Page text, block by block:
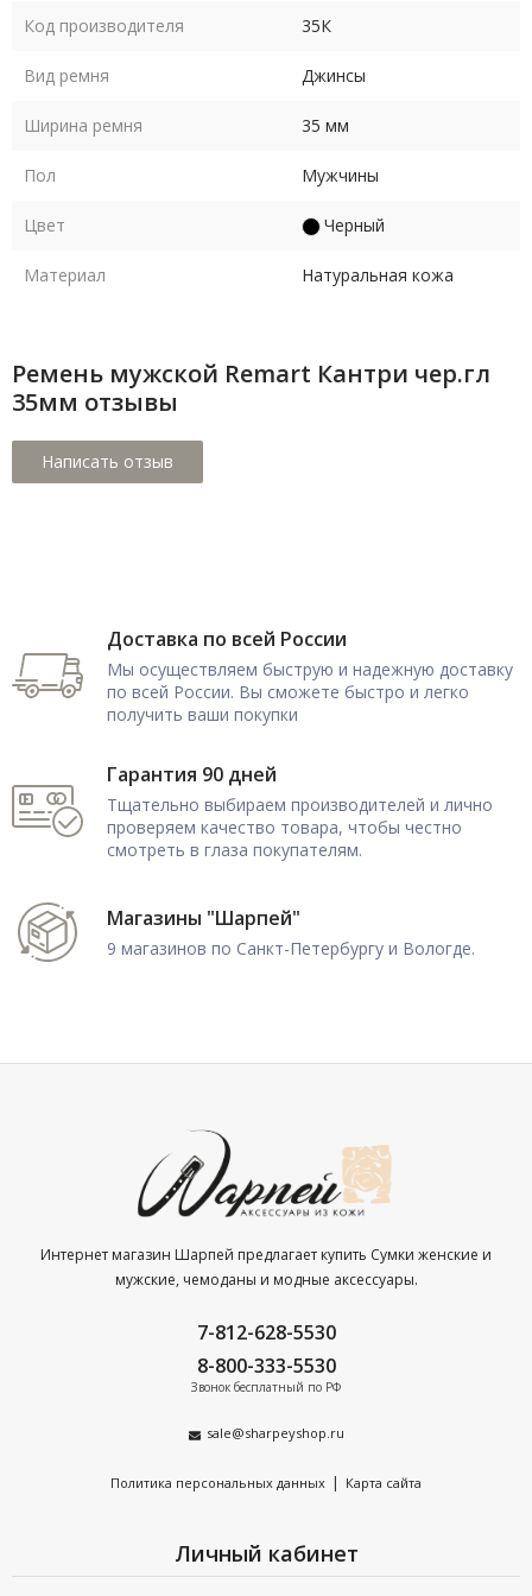
Код производителя 35К
Вид ремня Джинсы
Ширина ремня 35 мм
Пол Мужчины
Цвет Черный
Материал Натуральная кожа
Ремень мужской Remart Кантри чер.гл
35мм отзывы
Доставка по всей России
Мы осуществляем быструю и надежную доставку
по всей России. Вы сможете быстро и легко
получить ваши покупки
Гарантия 90 дней
Тщательно выбираем производителей и лично
проверяем качество товара, чтобы честно
смотреть в глаза покупателям.
Магазины "Шарпей"
9 магазинов по Санкт-Петербургу и Вологде.
Интернет магазин Шарпей предлагает купить Сумки женские и
мужские, чемоданы и модные аксессуары.
7-812-628-5530
8-800-333-5530
Звонок бесплатный по РФ
sale@sharpeyshop.ru
Политика персональных данных | Карта сайта
Личный кабинет